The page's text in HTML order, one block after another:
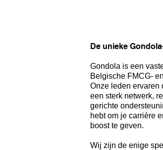
De unieke
Gondola is een
Belgische FMCG-
Onze leden ervaren
een sterk netwerk,
gerichte
hebt om je carrière
boost te geven.
Wij zijn de enige